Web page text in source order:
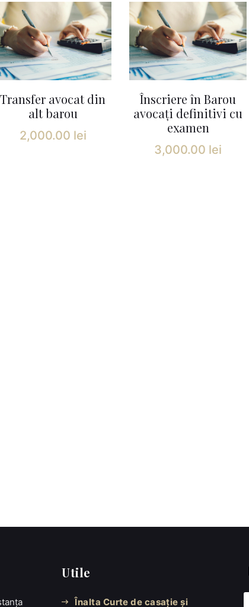
Transfer avocat din
alt barou
2,000.00 lei
Înscriere în Barou
avocați definitivi cu
examen
3,000.00 lei
Utile
Înalta Curte de casație și